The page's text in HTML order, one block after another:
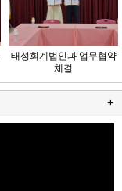
태성회계법인과 업무협약
체결
+